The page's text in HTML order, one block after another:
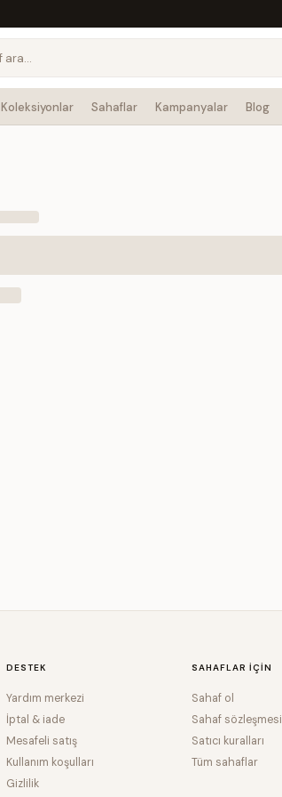
Koleksiyonlar Sahaflar Kampanyalar Blog
DESTEK
Yardım merkezi
İptal & iade
Mesafeli satış
Kullanım koşulları
Gizlilik
SAHAFLAR IÇIN
Sahaf ol
Sahaf sözleşmesi
Satıcı kuralları
Tüm sahaflar